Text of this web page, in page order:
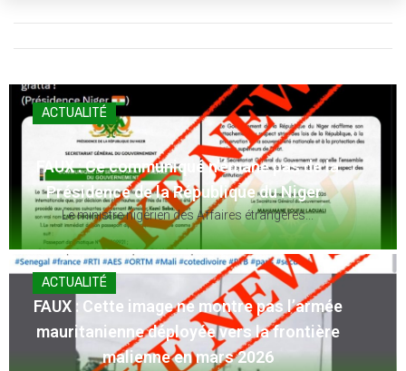
ACTUALITÉ
FAUX : Ce communiqué n’émane pas de la
Présidence de la République du Niger
Le ministre nigérien des Affaires étrangères...
ACTUALITÉ
FAUX : Cette image ne montre pas l’armée
mauritanienne déployée vers la frontière
malienne en mars 2026